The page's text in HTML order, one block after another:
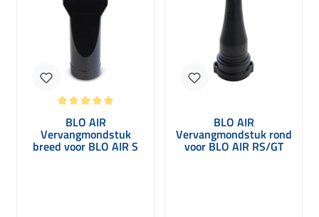
BLO AIR
Vervangmondstuk
breed voor BLO AIR S
BLO AIR
Vervangmondstuk rond
voor BLO AIR RS/GT